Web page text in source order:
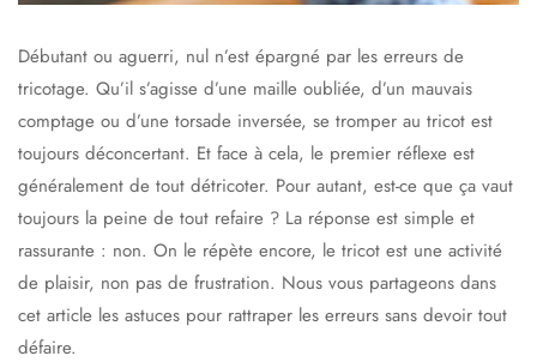
Débutant ou aguerri, nul n’est épargné par les erreurs de
tricotage. Qu’il s’agisse d’une maille oubliée, d’un mauvais
comptage ou d’une torsade inversée, se tromper au tricot est
toujours déconcertant. Et face à cela, le premier réflexe est
généralement de tout détricoter. Pour autant, est-ce que ça vaut
toujours la peine de tout refaire ? La réponse est simple et
rassurante : non. On le répète encore, le tricot est une activité
de plaisir, non pas de frustration. Nous vous partageons dans
cet article les astuces pour rattraper les erreurs sans devoir tout
défaire.